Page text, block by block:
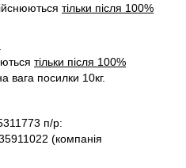
тільки після 100%
тільки після 100%
вага посилки 10кг.
п/р:
(компанія